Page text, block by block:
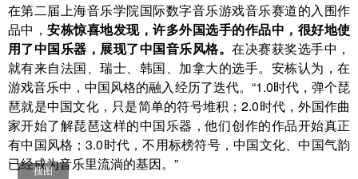
在第二届上海音乐学院国际数字音乐游戏音乐赛道的入围作
品中，安栋惊喜地发现，许多外国选手的作品中，很好地使
用了中国乐器，展现了中国音乐风格。在决赛获奖选手中，
就有来自法国、瑞士、韩国、加拿大的选手。安栋认为，在
游戏音乐中，中国风格的融入经历了迭代。“1.0时代，‍弹个琵
琶就是中国文化，只是简单的符号堆积；2.0时代，外国作曲
家开始了解琵琶这样的中国乐器，他们创作的作品开始真正
有中国风格；3.0时代，不用标榜符号，中国文化、中国气韵
已经成为音乐里流淌的基因。”
搜图